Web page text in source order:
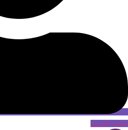
حساب کاربری